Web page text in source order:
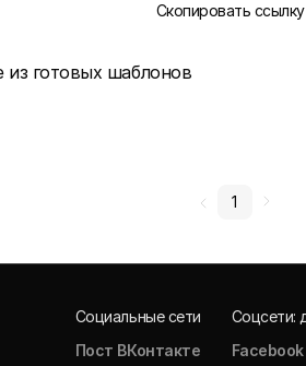
Скопировать
из готовых шаблонов
1
Социальные сети
Пост ВКонтакте
Соцсети: